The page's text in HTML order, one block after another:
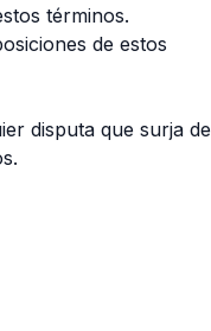
términos.
de estos
disputa que surja de